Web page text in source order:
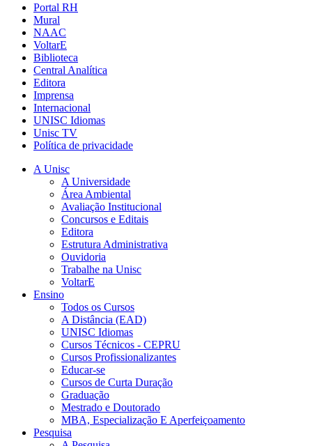
Portal RH
Mural
NAAC
VoltarE
Biblioteca
Central Analítica
Editora
Imprensa
Internacional
UNISC Idiomas
Unisc TV
Política de privacidade
A Unisc
A Universidade
Área Ambiental
Avaliação Institucional
Concursos e Editais
Editora
Estrutura Administrativa
Ouvidoria
Trabalhe na Unisc
VoltarE
Ensino
Todos os Cursos
A Distância (EAD)
UNISC Idiomas
Cursos Técnicos - CEPRU
Cursos Profissionalizantes
Educar-se
Cursos de Curta Duração
Graduação
Mestrado e Doutorado
MBA, Especialização E Aperfeiçoamento
Pesquisa